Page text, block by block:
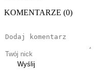
KOMENTARZE (0)
Wyślij